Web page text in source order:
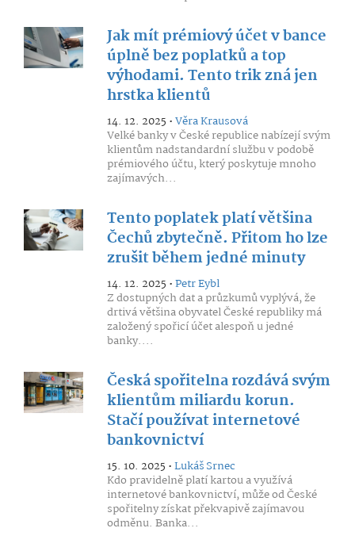
Jak mít prémiový účet v bance
úplně bez poplatků a top
výhodami. Tento trik zná jen
hrstka klientů
14. 12. 2025 •Věra Krausová
Velké banky v České republice nabízejí svým
klientům nadstandardní službu v podobě
prémiového účtu, který poskytuje mnoho
zajímavých...
Tento poplatek platí většina
Čechů zbytečně. Přitom ho lze
zrušit během jedné minuty
14. 12. 2025 •Petr Eybl
Z dostupných dat a průzkumů vyplývá, že
drtivá většina obyvatel České republiky má
založený spořicí účet alespoň u jedné
banky....
Česká spořitelna rozdává svým
klientům miliardu korun.
Stačí používat internetové
bankovnictví
15. 10. 2025 •Lukáš Srnec
Kdo pravidelně platí kartou a využívá
internetové bankovnictví, může od České
spořitelny získat překvapivě zajímavou
odměnu. Banka...